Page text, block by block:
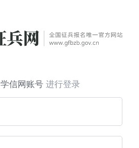
学信网账号 进行登录